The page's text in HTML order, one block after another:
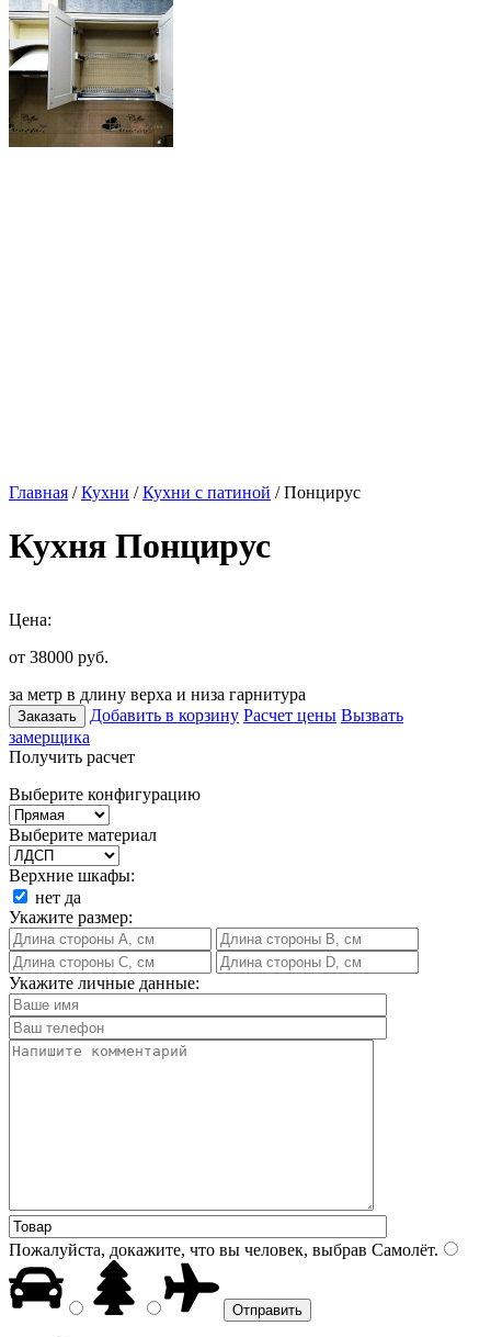
Главная /Кухни /Кухни с патиной / Понцирус
Кухня Понцирус
Цена:
от 38000 руб.
за метр в длину верха и низа гарнитура
Заказать Добавить в корзину Расчет цены Вызвать
замерщика
Получить расчет
Выберите конфигурацию
Выберите материал
Верхние шкафы:
нет да
Укажите размер:
Укажите личные данные:
Пожалуйста, докажите, что вы человек, выбрав Самолёт.